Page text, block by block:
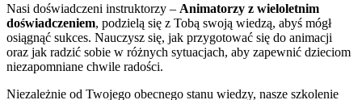
Nasi doświadczeni instruktorzy – Animatorzy z wieloletnim
doświadczeniem, podzielą się z Tobą swoją wiedzą, abyś mógł
osiągnąć sukces. Nauczysz się, jak przygotować się do animacji
oraz jak radzić sobie w różnych sytuacjach, aby zapewnić dzieciom
niezapomniane chwile radości.
Niezależnie od Twojego obecnego stanu wiedzy, nasze szkolenie